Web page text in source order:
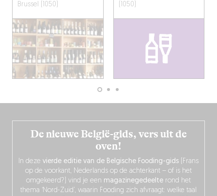
Brussel (1050)
(1050)
De nieuwe België-gids, vers uit de
oven!
In deze vierde editie van de Belgische Fooding-gids (Frans
op de voorkant, Nederlands op de achterkant – of is het
omgekeerd?) vind je een magazinegedeelte rond het
thema ‘Nord-Zuid’, waarin Fooding zich afvraagt: welke taal